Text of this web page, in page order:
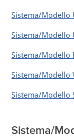
Sistema/Modello
Sistema/Modello
Sistema/Modello
Sistema/Modello
Sistema/Modello
Sistema/